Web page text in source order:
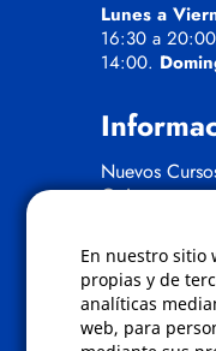
En nuestro sitio
propias y de
analíticas
web, para
Lunes a
16:30 a
14:00.
Nuevos
Quienes
Políticas
Condiciones